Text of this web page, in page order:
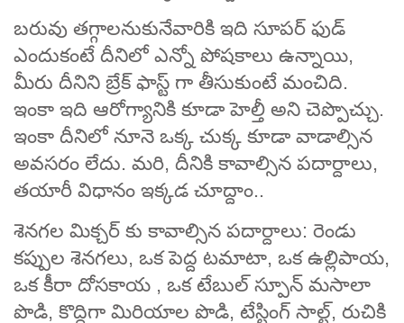
బరువు తగ్గాలనుకునేవారికి ఇది సూపర్ ఫుడ్
ఎందుకంటే దీనిలో ఎన్నో పోషకాలు ఉన్నాయి,
మీరు దీనిని బ్రేక్ ఫాస్ట్ గా తీసుకుంటే మంచిది.
ఇంకా ఇది ఆరోగ్యానికి కూడా హెల్తీ అని చెప్పొచ్చు.
ఇంకా దీనిలో నూనె ఒక్క చుక్క కూడా వాడాల్సిన
అవసరం లేదు. మరి, దీనికి కావాల్సిన పదార్దాలు,
తయారీ విధానం ఇక్కడ చూద్దాం..
శెనగల మిక్చర్ కు కావాల్సిన పదార్దాలు: రెండు
కప్పుల శెనగలు, ఒక పెద్ద టమాటా, ఒక ఉల్లిపాయ,
ఒక కీరా దోసకాయ , ఒక టేబుల్ స్పూన్ మసాలా
పొడి, కొద్దిగా మిరియాల పొడి, టేస్టింగ్ సాల్ట్, రుచికి